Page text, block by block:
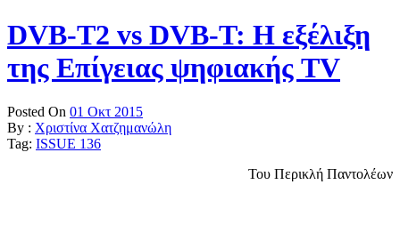
DVB-T2 vs DVB-T: Η εξέλιξη
της Επίγειας ψηφιακής TV
Posted On 01 Οκτ 2015
By : Χριστίνα Χατζημανώλη
Tag: ISSUE 136
Του Περικλή Παντολέων